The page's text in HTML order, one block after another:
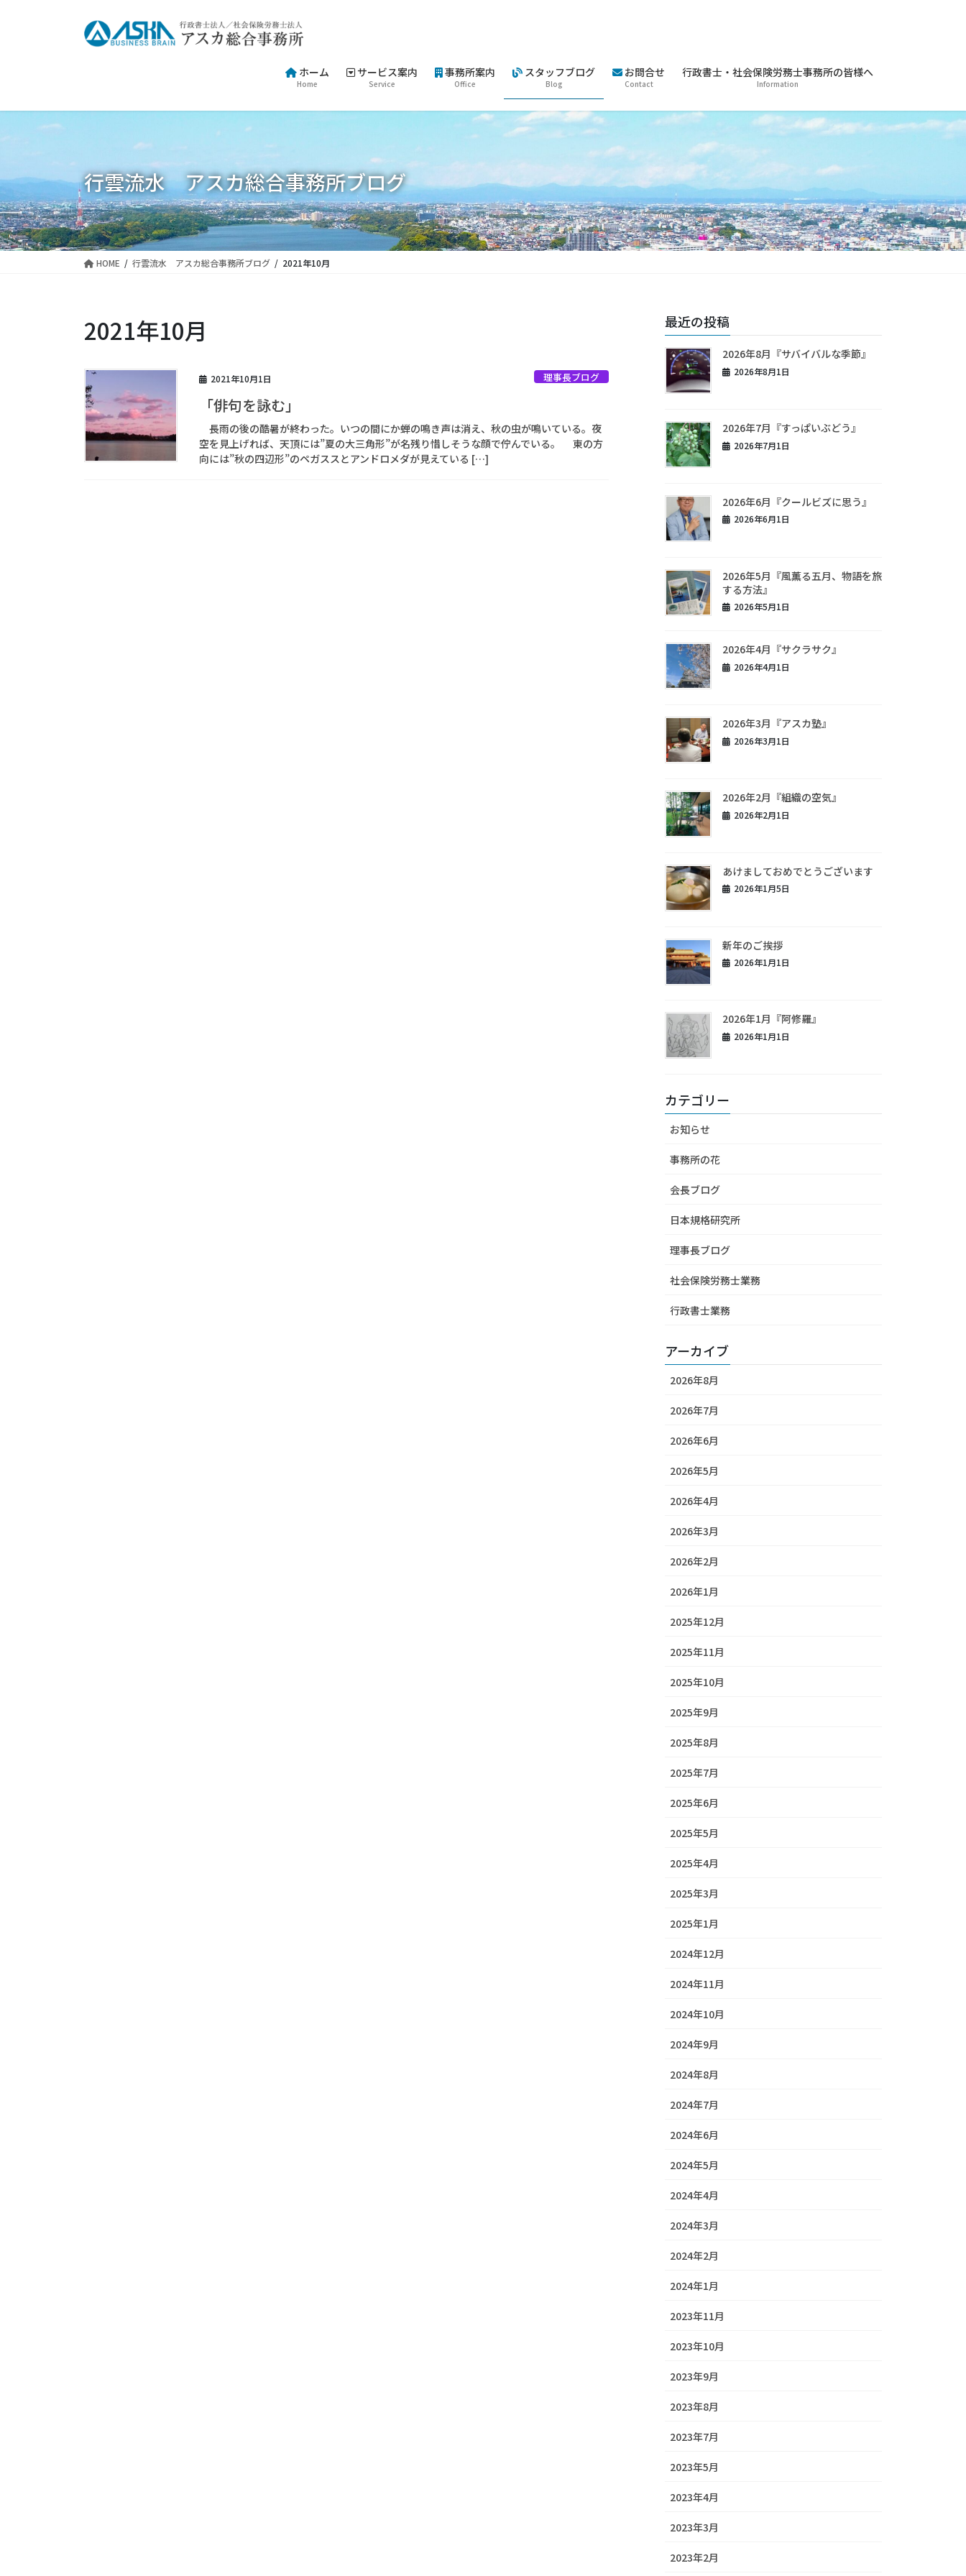
移
ン
ホーム
Home
サービス案内
Service
事務所案内
Office
スタッフブログ
Blog
お問合せ
Contact
行政書士・社会保険労務士事務所の皆様へ
Information
行雲流水 アスカ総合事務所ブログ
HOME 行雲流水 アスカ総合事務所ブログ 2021年10月
2021年10月
2021年10月1日 理事長ブログ
「俳句を詠む」
長雨の後の酷暑が終わった。いつの間にか蝉の鳴き声は消え、秋の虫が鳴いている。夜
空を見上げれば、天頂には”夏の大三角形”が名残り惜しそうな顔で佇んでいる。 東の方
向には”秋の四辺形”のペガススとアンドロメダが見えている […]
最近の投稿
2026年8月『サバイバルな季節』
2026年8月1日
2026年7月『すっぱいぶどう』
2026年7月1日
2026年6月『クールビズに思う』
2026年6月1日
2026年5月『風薫る五月、物語を旅
する方法』
2026年5月1日
2026年4月『サクラサク』
2026年4月1日
2026年3月『アスカ塾』
2026年3月1日
2026年2月『組織の空気』
2026年2月1日
あけましておめでとうございます
2026年1月5日
新年のご挨拶
2026年1月1日
2026年1月『阿修羅』
2026年1月1日
カテゴリー
お知らせ
事務所の花
会長ブログ
日本規格研究所
理事長ブログ
社会保険労務士業務
行政書士業務
アーカイブ
2026年8月
2026年7月
2026年6月
2026年5月
2026年4月
2026年3月
2026年2月
2026年1月
2025年12月
2025年11月
2025年10月
2025年9月
2025年8月
2025年7月
2025年6月
2025年5月
2025年4月
2025年3月
2025年1月
2024年12月
2024年11月
2024年10月
2024年9月
2024年8月
2024年7月
2024年6月
2024年5月
2024年4月
2024年3月
2024年2月
2024年1月
2023年11月
2023年10月
2023年9月
2023年8月
2023年7月
2023年5月
2023年4月
2023年3月
2023年2月